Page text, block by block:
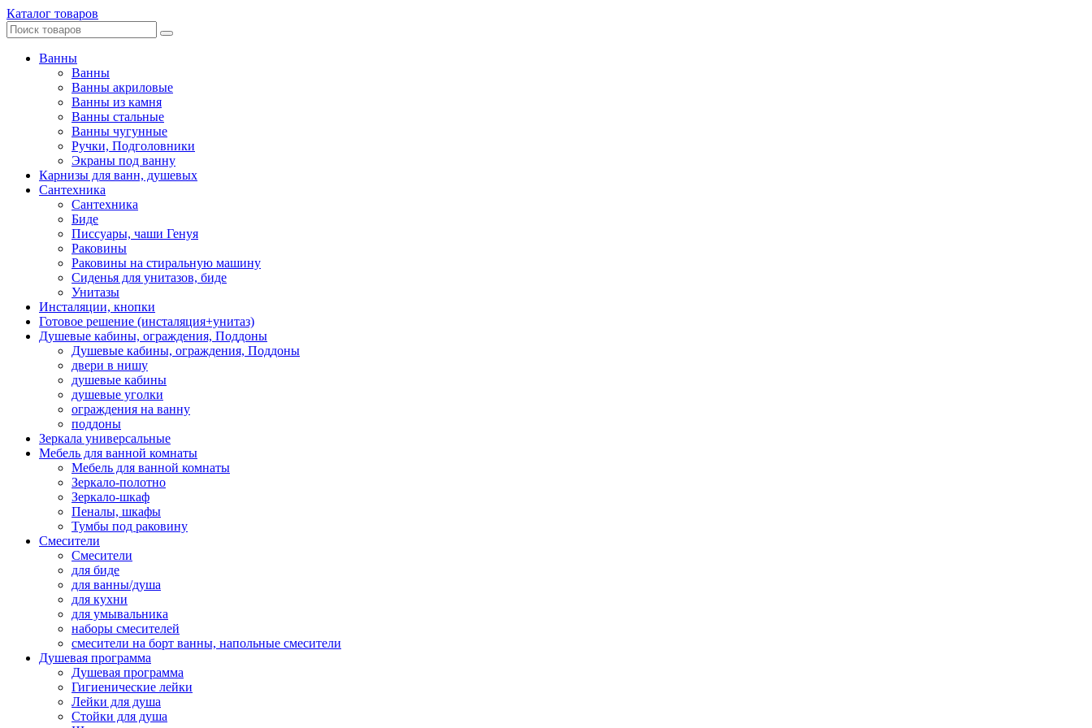
Каталог товаров
Ванны
Ванны
Ванны акриловые
Ванны из камня
Ванны стальные
Ванны чугунные
Ручки, Подголовники
Экраны под ванну
Карнизы для ванн, душевых
Сантехника
Сантехника
Биде
Писсуары, чаши Генуя
Раковины
Раковины на стиральную машину
Сиденья для унитазов, биде
Унитазы
Инсталяции, кнопки
Готовое решение (инсталяция+унитаз)
Душевые кабины, ограждения, Поддоны
Душевые кабины, ограждения, Поддоны
двери в нишу
душевые кабины
душевые уголки
ограждения на ванну
поддоны
Зеркала универсальные
Мебель для ванной комнаты
Мебель для ванной комнаты
Зеркало-полотно
Зеркало-шкаф
Пеналы, шкафы
Тумбы под раковину
Смесители
Смесители
для биде
для ванны/душа
для кухни
для умывальника
наборы смесителей
смесители на борт ванны, напольные смесители
Душевая программа
Душевая программа
Гигиенические лейки
Лейки для душа
Стойки для душа